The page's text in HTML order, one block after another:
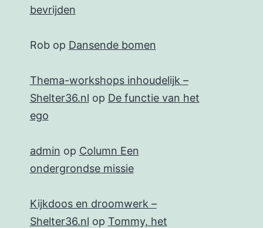
bevrijden
Robop Dansende bomen
Thema-workshops inhoudelijk –
Shelter36.nl op De functie van het
ego
admin op Column Een
ondergrondse missie
Kijkdoos en droomwerk –
Shelter36.nl op Tommy, het